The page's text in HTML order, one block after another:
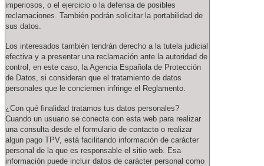
imperiosos, o el ejercicio o la defensa de posibles
reclamaciones. También podrán solicitar la portabilidad de
sus datos.
Los interesados también tendrán derecho a la tutela judicial
efectiva y a presentar una reclamación ante la autoridad de
control, en este caso, la Agencia Española de Protección
de Datos, si consideran que el tratamiento de datos
personales que le conciernen infringe el Reglamento.
¿Con qué finalidad tratamos tus datos personales?
Cuando un usuario se conecta con esta web para realizar
una consulta desde el formulario de contacto o realizar
algun pago TPV, está facilitando información de carácter
personal de la que es responsable el sitio web. Esa
información puede incluir datos de carácter personal como